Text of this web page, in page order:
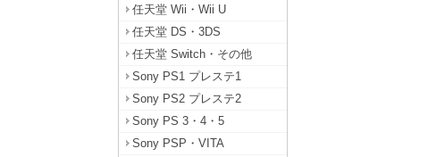
任天堂 Wii・Wii U
任天堂 DS・3DS
任天堂 Switch・その他
Sony PS1 プレステ1
Sony PS2 プレステ2
Sony PS 3・4・5
Sony PSP・VITA